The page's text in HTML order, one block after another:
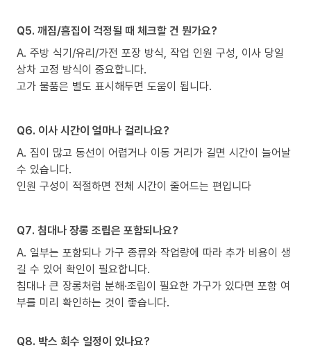
Q5. 깨짐/흠집이 걱정될 때 체크할 건 뭔가요?
A. 주방 식기/유리/가전 포장 방식, 작업 인원 구성, 이사 당일
상차 고정 방식이 중요합니다.
고가 물품은 별도 표시해두면 도움이 됩니다.
Q6. 이사 시간이 얼마나 걸리나요?
A. 짐이 많고 동선이 어렵거나 이동 거리가 길면 시간이 늘어날
수 있습니다.
인원 구성이 적절하면 전체 시간이 줄어드는 편입니다
Q7. 침대나 장롱 조립은 포함되나요?
A. 일부는 포함되나 가구 종류와 작업량에 따라 추가 비용이 생
길 수 있어 확인이 필요합니다.
침대나 큰 장롱처럼 분해·조립이 필요한 가구가 있다면 포함 여
부를 미리 확인하는 것이 좋습니다.
Q8. 박스 회수 일정이 있나요?